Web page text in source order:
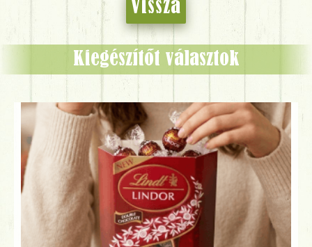
Vissza
Kiegészítőt választok